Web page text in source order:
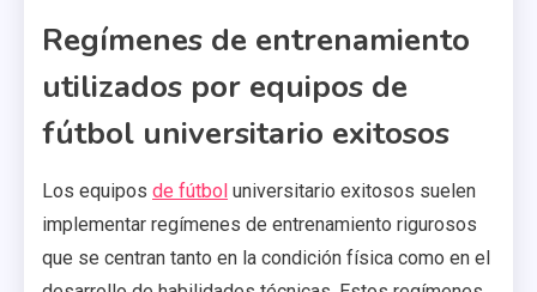
Regímenes de entrenamiento
utilizados por equipos de
fútbol universitario exitosos
Los equipos de fútbol universitario exitosos suelen
implementar regímenes de entrenamiento rigurosos
que se centran tanto en la condición física como en el